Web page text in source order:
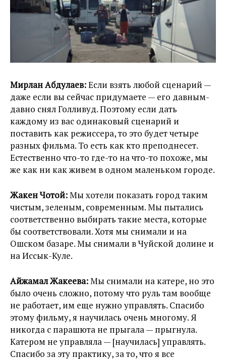
Мирлан Абдулаев:Если взять любой сценарий —
даже если вы сейчас придумаете — его давным-
давно снял Голливуд. Поэтому если дать
каждому из вас одинаковый сценарий и
поставить как режиссера, то это будет четыре
разных фильма. То есть как кто преподнесет.
Естественно что-то где-то на что-то похоже, мы
же как ни как живем в одном маленьком городе.
Жакен Чотой:Мы хотели показать город таким
чистым, зеленым, современным. Мы пытались
соответственно выбирать такие места, которые
бы соответствовали. Хотя мы снимали и на
Ошском базаре. Мы снимали в Чуйской долине и
на Иссык-Куле.
Айжамал Жакеева:Мы снимали на катере, но это
было очень сложно, потому что руль там вообще
не работает, им еще нужно управлять. Спасибо
этому фильму, я научилась очень многому. Я
никогда с парашюта не прыгала — прыгнула.
Катером не управляла — [научилась] управлять.
Спасибо за эту практику, за то, что я все